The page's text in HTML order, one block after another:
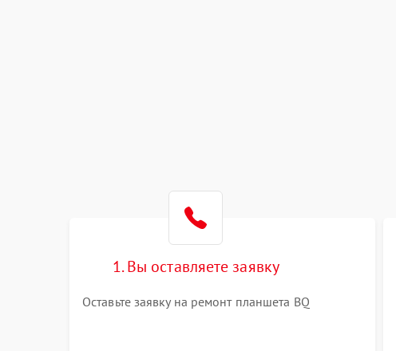
1. Вы оставляете заявку
Оставьте заявку на ремонт планшета BQ